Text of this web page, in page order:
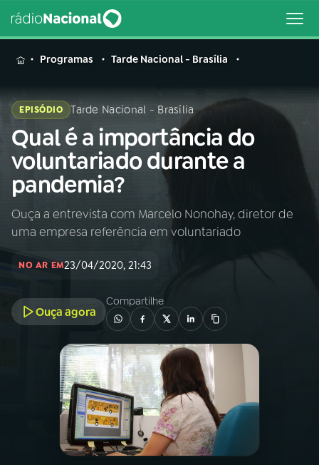
MENU
Buscar
na
Rádio
Nacional
Buscar
AO VIVO
INÍCIO
A RÁDIO
PROGRAMAÇÃO
PROGRAMAS
PODCASTS
Programas Tarde Nacional - Brasília
EPISÓDIO Tarde Nacional - Brasília
Qual é a importância do
voluntariado durante a
pandemia?
Ouça a entrevista com Marcelo Nonohay, diretor de
uma empresa referência em voluntariado
NO AR EM23/04/2020, 21:43
Ouça agora
Compartilhe